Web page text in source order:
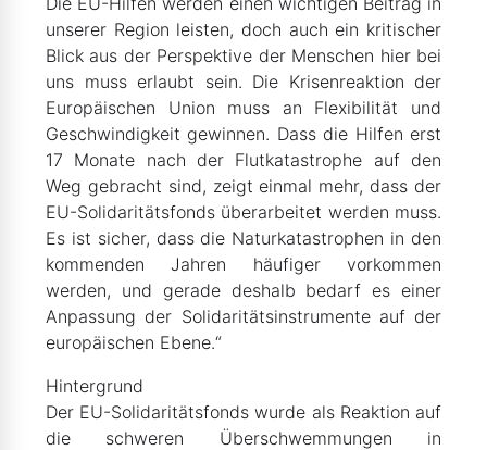
unserer Region leisten, doch auch ein kritischer
Blick aus der Perspektive der Menschen hier bei
uns muss erlaubt sein. Die Krisenreaktion der
Europäischen Union muss an Flexibilität und
Geschwindigkeit gewinnen. Dass die Hilfen erst
17 Monate nach der Flutkatastrophe auf den
Weg gebracht sind, zeigt einmal mehr, dass der
EU-Solidaritätsfonds überarbeitet werden muss.
Es ist sicher, dass die Naturkatastrophen in den
kommenden Jahren häufiger vorkommen
werden, und gerade deshalb bedarf es einer
Anpassung der Solidaritätsinstrumente auf der
europäischen Ebene.“
Hintergrund
Der EU-Solidaritätsfonds wurde als Reaktion auf
die schweren Überschwemmungen in